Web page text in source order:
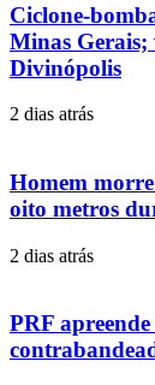
Ciclone-
Minas Gerais;
Divinópolis
2 dias atrás
Homem
oito metros
2 dias atrás
PRF